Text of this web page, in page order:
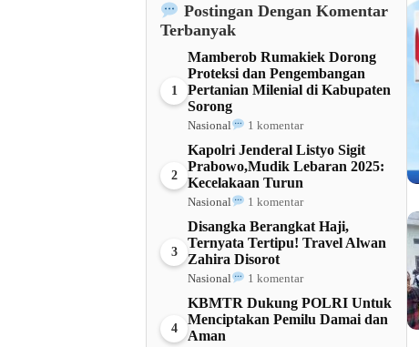
Postingan Dengan Komentar
Terbanyak
1
Mamberob Rumakiek Dorong
Proteksi dan Pengembangan
Pertanian Milenial di Kabupaten
Sorong
Nasional 1 komentar
2
Kapolri Jenderal Listyo Sigit
Prabowo,Mudik Lebaran 2025:
Kecelakaan Turun
Nasional 1 komentar
3
Disangka Berangkat Haji,
Ternyata Tertipu! Travel Alwan
Zahira Disorot
Nasional 1 komentar
4
KBMTR Dukung POLRI Untuk
Menciptakan Pemilu Damai dan
Aman